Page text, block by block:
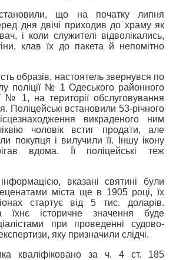
що на початку липня
дня двічі приходив до храму як
і коли служителі відволікались,
клав їх до пакета й непомітно
образів, настоятель звернувся по
поліції № 1 Одеського районного
№ 1, на території обслуговування
Поліцейські встановили 53-річного
викраденого ним
чоловік встиг продати, але
покупця і вилучили її. Іншу ікону
вдома. Її поліцейські теж
вказані святині були
міста ще в 1905 році, їх
стартує від 5 тис. доларів.
їхнє історичне значення буде
при проведенні судово-
яку призначили слідчі.
кваліфіковано за ч. 4 ст. 185